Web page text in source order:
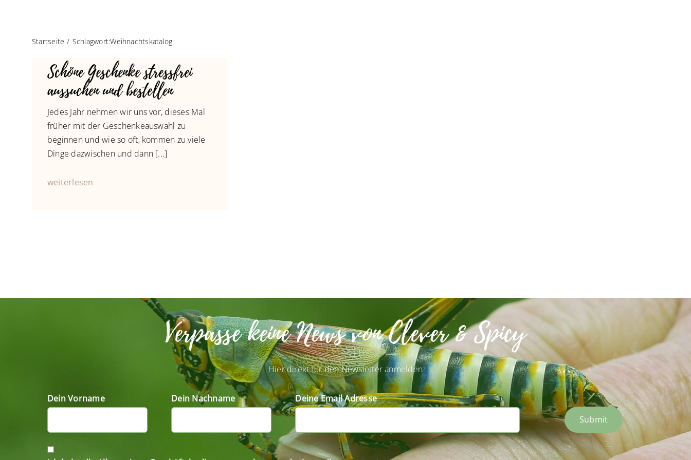
Startseite Schlagwort:Weihnachtskatalog
Schöne Geschenke stressfrei
aussuchen und bestellen
Jedes Jahr nehmen wir uns vor, dieses Mal
früher mit der Geschenkeauswahl zu
beginnen und wie so oft, kommen zu viele
Dinge dazwischen und dann [...]
weiterlesen
Verpasse keine News von Clever & Spicy
Hier direkt für den Newsletter anmelden
Dein Vorname Dein Nachname
Deine Email Adresse
Submit